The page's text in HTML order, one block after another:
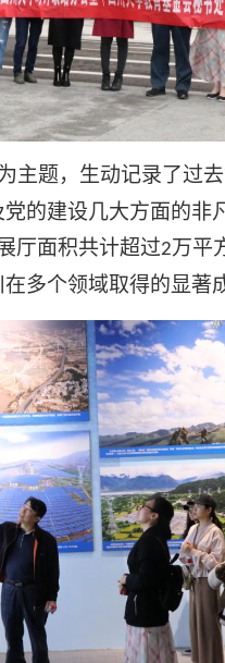
主题，生动记录了过去
的建设几大方面的
厅面积共计超过2万平
多个领域取得的显著